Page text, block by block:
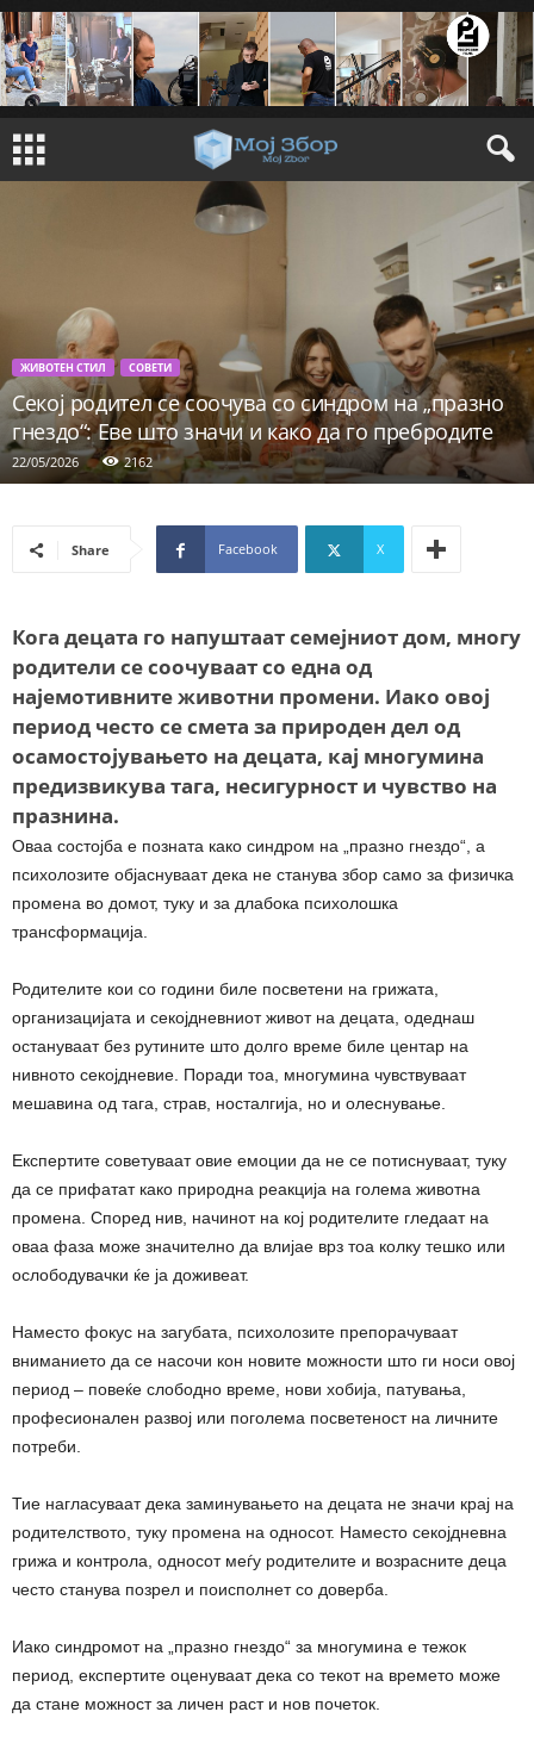
ЖИВОТЕН СТИЛ СОВЕТИ
Секој родител се соочува со синдром на „празно
гнездо“: Еве што значи и како да го пребродите
22/05/2026 2162
Share Facebook X
Кога децата го напуштаат семејниот дом, многу
родители се соочуваат со една од
најемотивните животни промени. Иако овој
период често се смета за природен дел од
осамостојувањето на децата, кај многумина
предизвикува тага, несигурност и чувство на
празнина.
Оваа состојба е позната како синдром на „празно гнездо“, а
психолозите објаснуваат дека не станува збор само за физичка
промена во домот, туку и за длабока психолошка
трансформација.
Родителите кои со години биле посветени на грижата,
организацијата и секојдневниот живот на децата, одеднаш
остануваат без рутините што долго време биле центар на
нивното секојдневие. Поради тоа, многумина чувствуваат
мешавина од тага, страв, носталгија, но и олеснување.
Експертите советуваат овие емоции да не се потиснуваат, туку
да се прифатат како природна реакција на голема животна
промена. Според нив, начинот на кој родителите гледаат на
оваа фаза може значително да влијае врз тоа колку тешко или
ослободувачки ќе ја доживеат.
Наместо фокус на загубата, психолозите препорачуваат
вниманието да се насочи кон новите можности што ги носи овој
период – повеќе слободно време, нови хобија, патувања,
професионален развој или поголема посветеност на личните
потреби.
Тие нагласуваат дека заминувањето на децата не значи крај на
родителството, туку промена на односот. Наместо секојдневна
грижа и контрола, односот меѓу родителите и возрасните деца
често станува позрел и поисполнет со доверба.
Иако синдромот на „празно гнездо“ за многумина е тежок
период, експертите оценуваат дека со текот на времето може
да стане можност за личен раст и нов почеток.